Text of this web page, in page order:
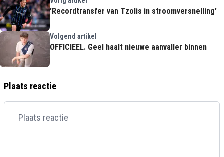
'Recordtransfer van Tzolis in stroomversnelling'
Volgend artikel
OFFICIEEL. Geel haalt nieuwe aanvaller binnen
Plaats reactie